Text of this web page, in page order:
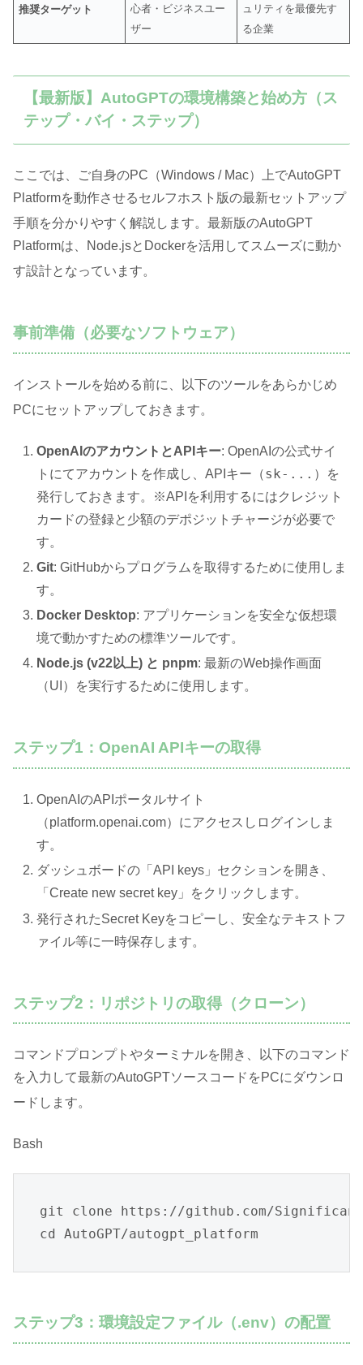
推奨ターゲット
心者・ビジネスユー
ザー
ュリティを最優先す
る企業
【最新版】AutoGPTの環境構築と始め方（ス
テップ・バイ・ステップ）
ここでは、ご自身のPC（Windows / Mac）上でAutoGPT
Platformを動作させるセルフホスト版の最新セットアップ
手順を分かりやすく解説します。最新版のAutoGPT
Platformは、Node.jsとDockerを活用してスムーズに動か
す設計となっています。
事前準備（必要なソフトウェア）
インストールを始める前に、以下のツールをあらかじめ
PCにセットアップしておきます。
OpenAIのアカウントとAPIキー: OpenAIの公式サイ
トにてアカウントを作成し、APIキー（sk-... ）を
発行しておきます。※APIを利用するにはクレジット
カードの登録と少額のデポジットチャージが必要で
す。
Git: GitHubからプログラムを取得するために使用しま
す。
Docker Desktop: アプリケーションを安全な仮想環
境で動かすための標準ツールです。
Node.js (v22以上) と pnpm: 最新のWeb操作画面
（UI）を実行するために使用します。
ステップ1：OpenAI APIキーの取得
OpenAIのAPIポータルサイト
（platform.openai.com）にアクセスしログインしま
す。
ダッシュボードの「API keys」セクションを開き、
「Create new secret key」をクリックします。
発行されたSecret Keyをコピーし、安全なテキストフ
ァイル等に一時保存します。
ステップ2：リポジトリの取得（クローン）
コマンドプロンプトやターミナルを開き、以下のコマンド
を入力して最新のAutoGPTソースコードをPCにダウンロ
ードします。
Bash
git clone https://github.com/
cd AutoGPT/autogpt_platform
ステップ3：環境設定ファイル（.env）の配置